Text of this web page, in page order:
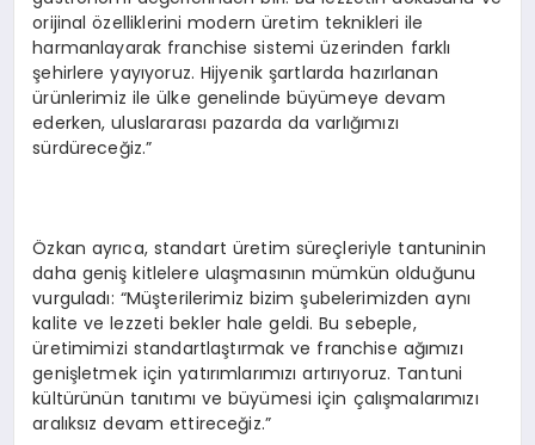
orijinal özelliklerini modern üretim teknikleri ile
harmanlayarak franchise sistemi üzerinden farklı
şehirlere yayıyoruz. Hijyenik şartlarda hazırlanan
ürünlerimiz ile ülke genelinde büyümeye devam
ederken, uluslararası pazarda da varlığımızı
sürdüreceğiz.”
Özkan ayrıca, standart üretim süreçleriyle tantuninin
daha geniş kitlelere ulaşmasının mümkün olduğunu
vurguladı: “Müşterilerimiz bizim şubelerimizden aynı
kalite ve lezzeti bekler hale geldi. Bu sebeple,
üretimimizi standartlaştırmak ve franchise ağımızı
genişletmek için yatırımlarımızı artırıyoruz. Tantuni
kültürünün tanıtımı ve büyümesi için çalışmalarımızı
aralıksız devam ettireceğiz.”